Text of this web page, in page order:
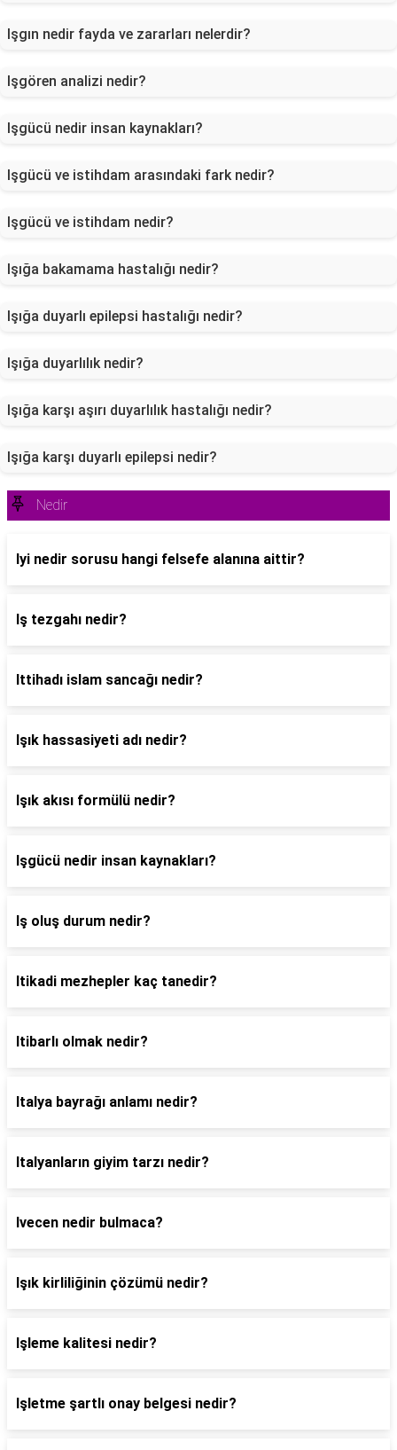
Işgın nedir fayda ve zararları nelerdir?
Işgören analizi nedir?
Işgücü nedir insan kaynakları?
Işgücü ve istihdam arasındaki fark nedir?
Işgücü ve istihdam nedir?
Işığa bakamama hastalığı nedir?
Işığa duyarlı epilepsi hastalığı nedir?
Işığa duyarlılık nedir?
Işığa karşı aşırı duyarlılık hastalığı nedir?
Işığa karşı duyarlı epilepsi nedir?
Nedir
Iyi nedir sorusu hangi felsefe alanına aittir?
Iş tezgahı nedir?
Ittihadı islam sancağı nedir?
Işık hassasiyeti adı nedir?
Işık akısı formülü nedir?
Işgücü nedir insan kaynakları?
Iş oluş durum nedir?
Itikadi mezhepler kaç tanedir?
Itibarlı olmak nedir?
Italya bayrağı anlamı nedir?
Italyanların giyim tarzı nedir?
Ivecen nedir bulmaca?
Işık kirliliğinin çözümü nedir?
Işleme kalitesi nedir?
Işletme şartlı onay belgesi nedir?